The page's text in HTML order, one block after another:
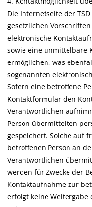
Die Internetseite der
gesetzlichen
elektronische
sowie eine unmittelbare
ermöglichen, was
sogenannten
Sofern eine betroffene
Kontaktformular den
Verantwortlichen
Person übermittelten
gespeichert. Solche auf
betroffenen Person an
Verantwortlichen
werden für Zwecke der
Kontaktaufnahme zur
erfolgt keine Weitergabe